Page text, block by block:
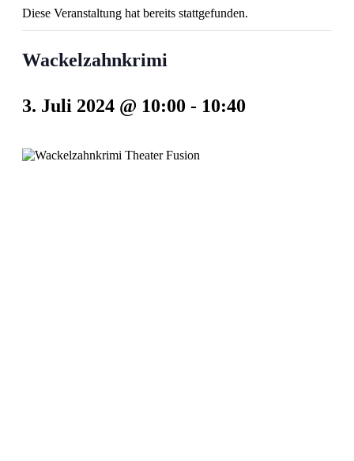
Diese Veranstaltung hat bereits stattgefunden.
Wackelzahnkrimi
3. Juli 2024 @ 10:00 - 10:40